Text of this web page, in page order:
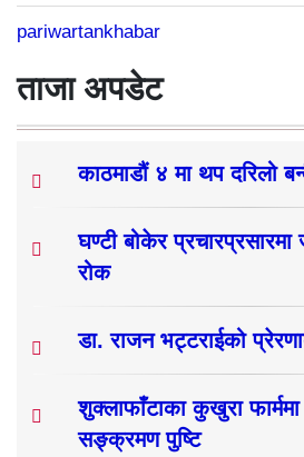
pariwartankhabar
ताजा अपडेट
काठमाडौं ४ मा थप दरिलो
घण्टी बोकेर
रोक
डा. राजन भट्टराईको
शुक्लाफाँटाका कुखुरा
सङ्क्रमण पुष्टि